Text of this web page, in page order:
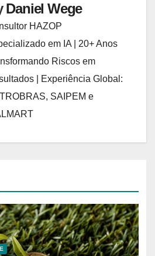
Daniel Wege
HAZOP
em IA | 20+ Anos
Riscos em
| Experiência Global:
SAIPEM e